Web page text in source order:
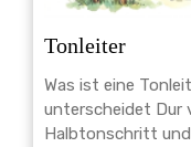
Tonleiter
Was ist eine
unterscheidet Dur
Halbtonschritt und